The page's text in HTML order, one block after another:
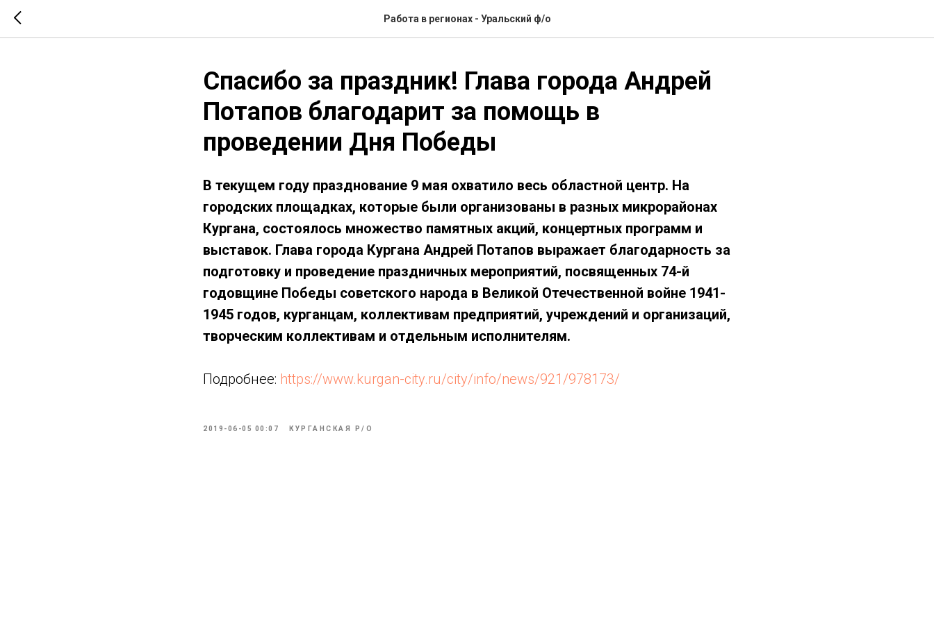
Работа в регионах - Уральский ф/о
Спасибо за праздник! Глава города Андрей
Потапов благодарит за помощь в
проведении Дня Победы
В текущем году празднование 9 мая охватило весь областной центр. На
городских площадках, которые были организованы в разных микрорайонах
Кургана, состоялось множество памятных акций, концертных программ и
выставок. Глава города Кургана Андрей Потапов выражает благодарность за
подготовку и проведение праздничных мероприятий, посвященных 74-й
годовщине Победы советского народа в Великой Отечественной войне 1941-
1945 годов, курганцам, коллективам предприятий, учреждений и организаций,
творческим коллективам и отдельным исполнителям.
Подробнее: https://www.kurgan-city.ru/city/info/news/921/978173/
2019-06-05 00:07 КУРГАНСКАЯ P/O